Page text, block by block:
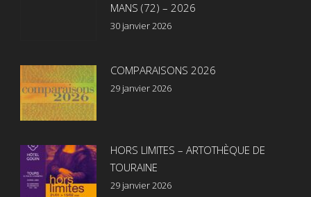
MANS (72) – 2026
30 janvier 2026
COMPARAISONS 2026
29 janvier 2026
HORS LIMITES – ARTOTHÈQUE DE
TOURAINE
29 janvier 2026